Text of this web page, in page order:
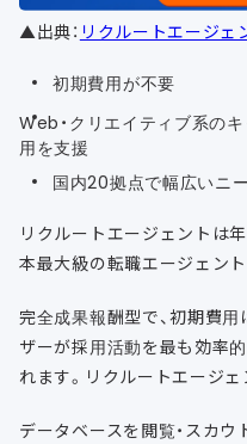
▲出典： リクルートエージェ
初期費用が不要
Web・クリエイティブ系の
用を支援
国内20拠点で幅広いニ
リクルートエージェントは
本最大級の転職エージェント
完全成果報酬型で、初期費
ザーが採用活動を最も効率
れます。リクルートエージ
データベースを閲覧・スカ